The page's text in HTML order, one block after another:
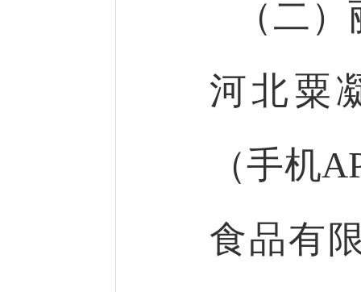
（二
河北粟
（手机
食品有